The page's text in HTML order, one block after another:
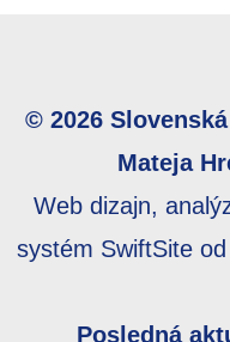
© 2026
Mateja
Web dizajn,
systém SwiftSite
Posledná